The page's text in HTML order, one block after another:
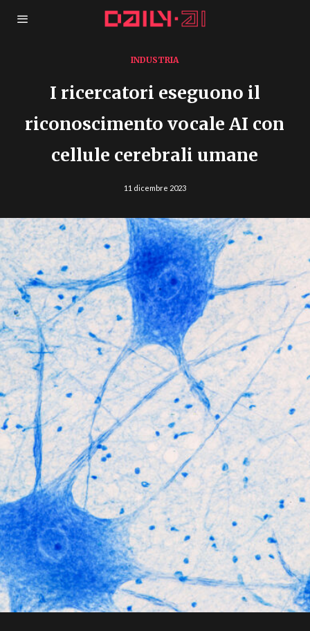
INDUSTRIA
I ricercatori eseguono il
riconoscimento vocale AI con
cellule cerebrali umane
11 dicembre 2023